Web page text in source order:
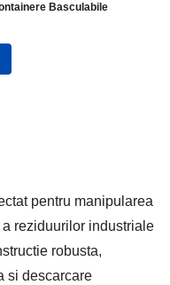
Basculabile
pentru manipularea
reziduurilor industriale
robusta,
si descarcare